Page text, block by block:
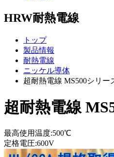
HRW耐熱電線
トップ
製品情報
耐熱電線
ニッケル導体
超耐熱電線 MS500シリー
超耐熱電線
最高使用温度:500℃
定格電圧:600V